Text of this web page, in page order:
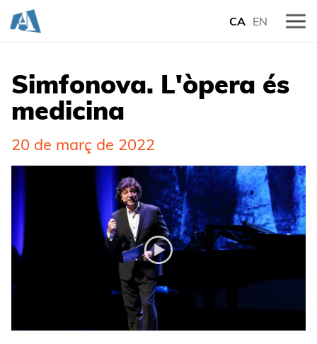
CA EN
Simfonova. L'òpera és
medicina
20 de març de 2022